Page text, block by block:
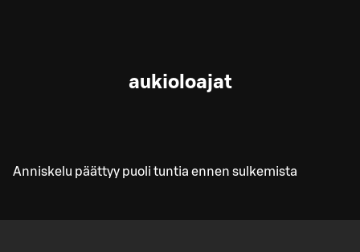
aukioloajat
Anniskelu päättyy puoli tuntia ennen sulkemista